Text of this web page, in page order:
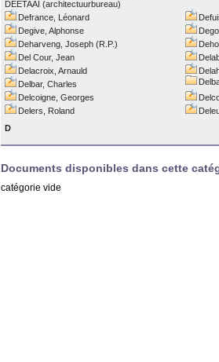
DEETAAI (architectuurbureau)
Defrance, Léonard
Degive, Alphonse
Deharveng, Joseph (R.P.)
Del Cour, Jean
Delacroix, Arnauld
Delbar, Charles
Delcoigne, Georges
Delers, Roland
D
Documents disponibles dans cette
catégorie vide